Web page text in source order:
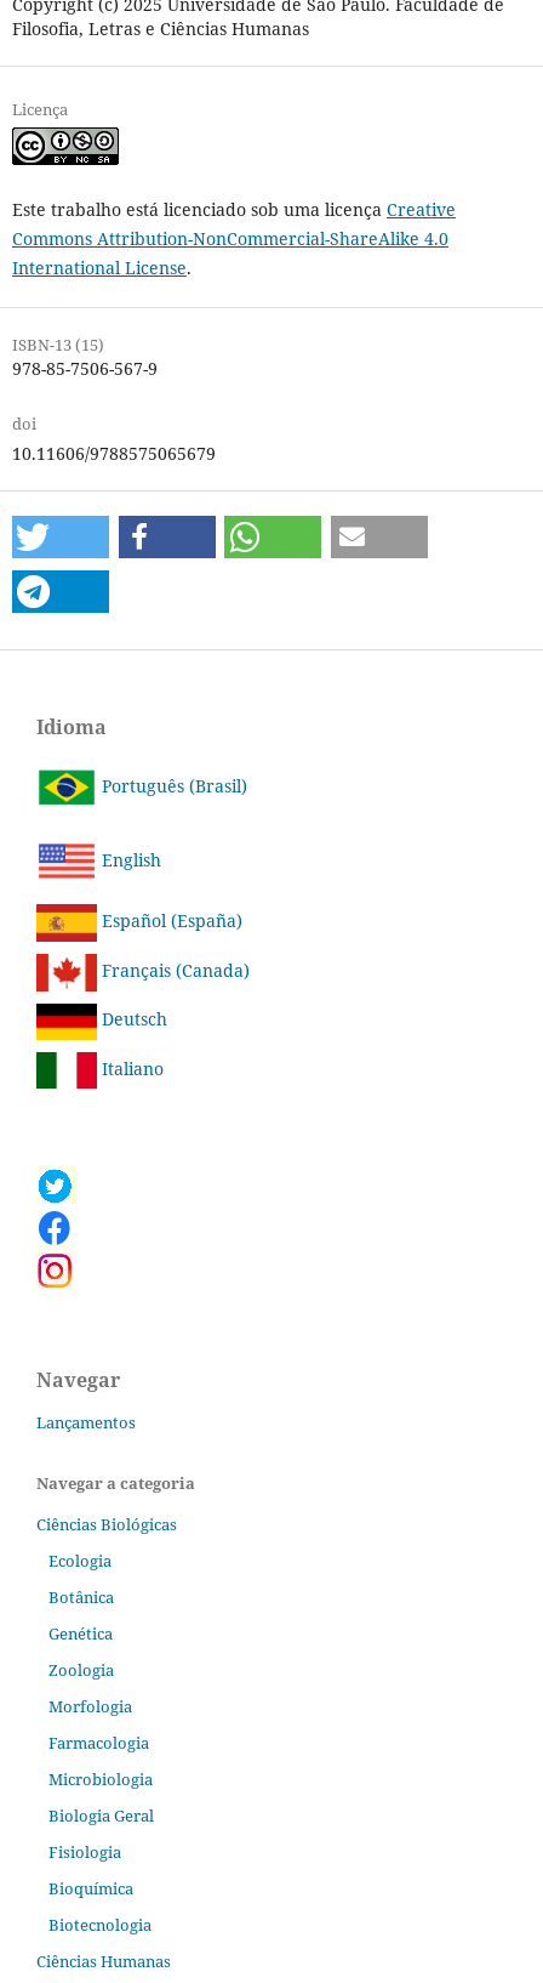
Filosofia, Letras e Ciências Humanas
Licença
Este trabalho está licenciado sob uma licença Creative
Commons Attribution-NonCommercial-ShareAlike 4.0
International License.
ISBN-13 (15)
978-85-7506-567-9
doi
10.11606/9788575065679
Idioma
Português (Brasil)
English
Español (España)
Français (Canada)
Deutsch
Italiano
Navegar
Lançamentos
Navegar a categoria
Ciências Biológicas
Ecologia
Botânica
Genética
Zoologia
Morfologia
Farmacologia
Microbiologia
Biologia Geral
Fisiologia
Bioquímica
Biotecnologia
Ciências Humanas